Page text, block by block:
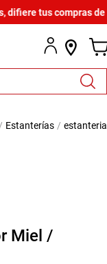
tus compras desde
estanterías
estanteria
Miel /